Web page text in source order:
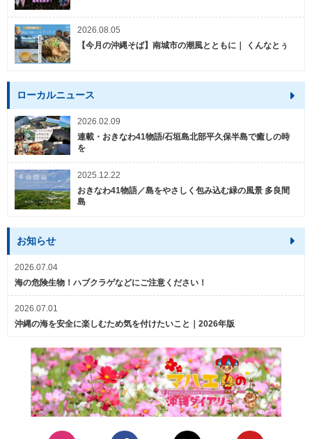
2026.08.05
【今月の沖縄そば】南城市の潮風とともに｜ くんなとぅ
ローカルニュース
2026.02.09
連載・おきなわ41物語/石垣島北部平久保半島で癒しの時
を
2025.12.22
おきなわ41物語／島をやさしく包み込む緑の風景 多良間
島
お知らせ
2026.07.04
海の危険生物！ハブクラゲなどにご注意ください！
2026.07.01
沖縄の海を安全に楽しむため気を付けたいこと｜2026年版